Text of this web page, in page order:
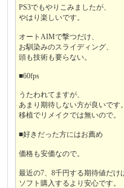
PS3でもやりこみましたが、
やはり楽しいです。
オートAIMで撃つだけ、
お馴染みのスライディング、
頭も技術も要らない。
■60fps
うたわれてますが、
あまり期待しない方が良いです。
移植でリメイクでは無いので。
■好きだった方にはお薦め
価格も安価なので。
最近の7、8千円する期待値だけ
ソフト購入するより安心です。